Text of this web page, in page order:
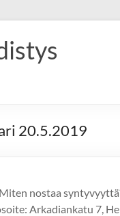
20.5.2019
nostaa
Arkadiankatu 7,